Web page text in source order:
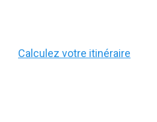
Calculez votre itinéraire